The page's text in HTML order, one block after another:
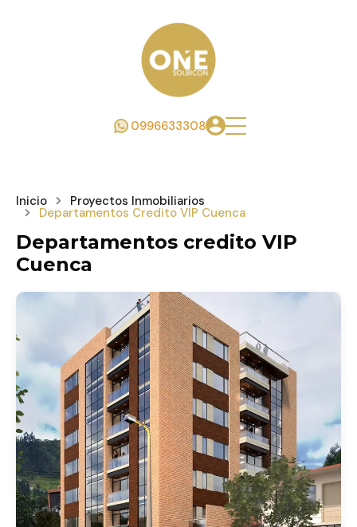
0996633308
Inicio Proyectos Inmobiliarios
Departamentos Credito VIP Cuenca
Departamentos credito VIP
Cuenca